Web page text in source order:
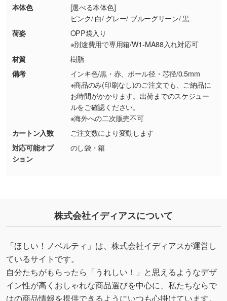
・背景がある画像からキャラクター部分だけを
使いたいです
シンプルな背景のデータや、使いたいキャラク
ター部分の輪郭がはっきりしているデータは切
り抜き処理が可能です。→
・持っているデータの背景が足りない／塗り足
しの作り方が分からない
印刷したいデータが印刷範囲よりも小さい場
合、シンプルな色・柄の背景であれば拡張が可
能です。→
詳しく見る
・デザインにQRコードを入れたい／QRコード
詳しく見る
品・色・数量などの注文間違い等)
本体色
[選べる本体色]
ピンク/ 白/ グレー/ ブルーグリーン/ 黒
荷姿
OPP袋入り
※別途費用で専用箱/W1-MA88入れ対応可
材質
樹脂
備考
インキ色/黒・赤、ボール径・芯径/0.5mm
※商品のみ(印刷なし)のご注文でも、ご納品に
お時間がかかります。出荷までのスケジュー
ルをご確認ください。
※海外への二次販売不可
カートン入数
ご注文数により変動します
対応可能オプ
ション
のし袋・箱
株式会社イディアスについて
「ほしい！ノベルティ」は、株式会社イディアスが運営し
ているサイトです。
自分たちがもらったら「うれしい！」と思えるようなデザ
イン性が高くおしゃれな商品選びを中心に、私たちならで
はの商品情報を提供できるようにいつも心掛けています。